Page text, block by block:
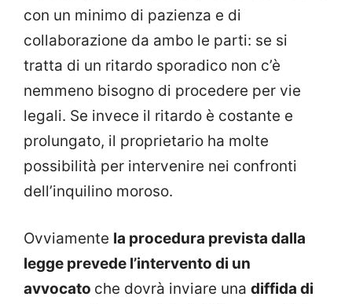
con un minimo di pazienza e di
collaborazione da ambo le parti: se si
tratta di un ritardo sporadico non c’è
nemmeno bisogno di procedere per vie
legali. Se invece il ritardo è costante e
prolungato, il proprietario ha molte
possibilità per intervenire nei confronti
dell’inquilino moroso.
Ovviamente la procedura prevista dalla
legge prevede l’intervento di un
avvocato che dovrà inviare una diffida di